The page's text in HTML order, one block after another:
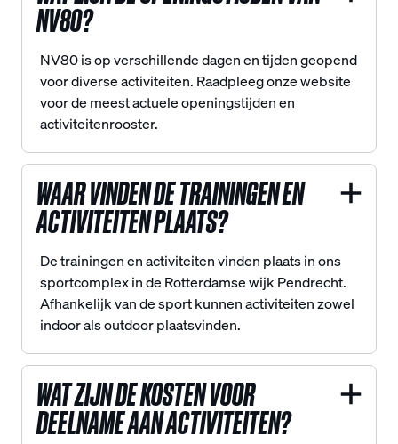
NV80?
NV80 is op verschillende dagen en tijden geopend
voor diverse activiteiten. Raadpleeg onze website
voor de meest actuele openingstijden en
activiteitenrooster.
WAAR VINDEN DE TRAININGEN EN
ACTIVITEITEN PLAATS?
De trainingen en activiteiten vinden plaats in ons
sportcomplex in de Rotterdamse wijk Pendrecht.
Afhankelijk van de sport kunnen activiteiten zowel
indoor als outdoor plaatsvinden.
WAT ZIJN DE KOSTEN VOOR
DEELNAME AAN ACTIVITEITEN?